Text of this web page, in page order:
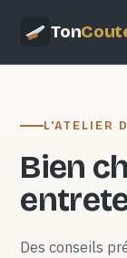
Ton
L'ATELIER
Bien
Des conseils